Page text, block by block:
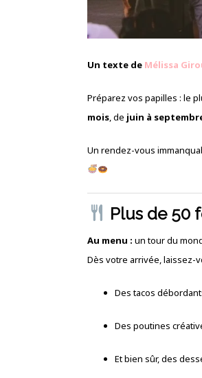
Un texte de Mélissa
Préparez vos papilles : le
mois, de juin à
Un rendez-vous
Plus de 50
Au menu : un tour du
Dès votre arrivée, laissez-
Des tacos
Des poutines
Et bien sûr, des